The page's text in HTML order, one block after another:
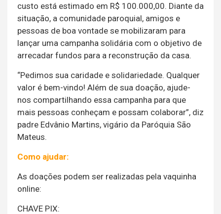
custo está estimado em R$ 100.000,00. Diante da
situação, a comunidade paroquial, amigos e
pessoas de boa vontade se mobilizaram para
lançar uma campanha solidária com o objetivo de
arrecadar fundos para a reconstrução da casa.
“Pedimos sua caridade e solidariedade. Qualquer
valor é bem-vindo! Além de sua doação, ajude-
nos compartilhando essa campanha para que
mais pessoas conheçam e possam colaborar”, diz
padre Edvânio Martins, vigário da Paróquia São
Mateus.
Como ajudar:
As doações podem ser realizadas pela vaquinha
online:
CHAVE PIX: